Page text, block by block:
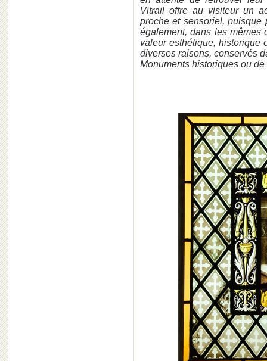
Vitrail offre au visiteur un
proche et sensoriel, puisque
également, dans les mêmes
valeur esthétique, historique
diverses raisons, conservés
Monuments historiques ou